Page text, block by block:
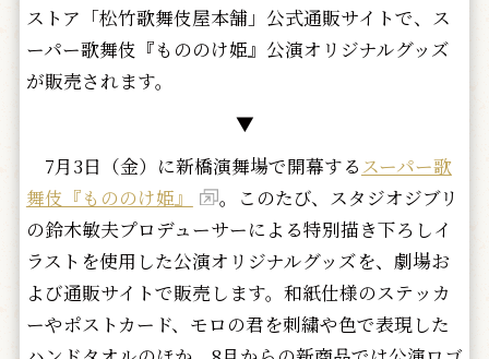
ストア「松竹歌舞伎屋本舗」公式通販サイトで、ス
ーパー歌舞伎『もののけ姫』公演オリジナルグッズ
が販売されます。
▼
7月3日（金）に新橋演舞場で開幕する スーパー歌
舞伎『もののけ姫』
。このたび、スタジオジブリ
の鈴木敏夫プロデューサーによる特別描き下ろしイ
ラストを使用した公演オリジナルグッズを、劇場お
よび通販サイトで販売します。和紙仕様のステッカ
ーやポストカード、モロの君を刺繍や色で表現した